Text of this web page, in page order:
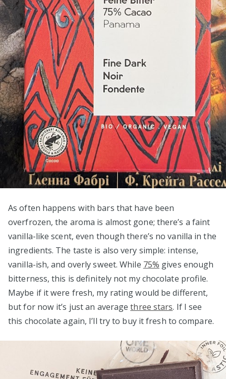
As often happens with bars that have been
overfrozen, the aroma is almost gone; there’s a faint
vanilla-like scent, even though there’s no vanilla in the
ingredients. The taste is also very simple: intense,
vanilla-ish, and overly sweet. While 75% gives enough
bitterness, this is definitely not my chocolate profile.
Maybe if it were fresh, my rating would be different,
but for now it’s just an averagethree stars. If I see
this chocolate again, I’ll try to buy it fresh to compare.